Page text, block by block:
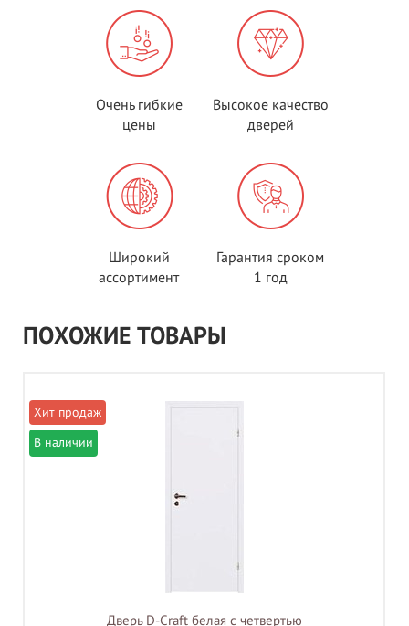
Очень гибкие
цены
Высокое качество
дверей
Широкий
ассортимент
Гарантия сроком
1 год
ПОХОЖИЕ ТОВАРЫ
В наличии
Дверь D-Craft белая с четвертью